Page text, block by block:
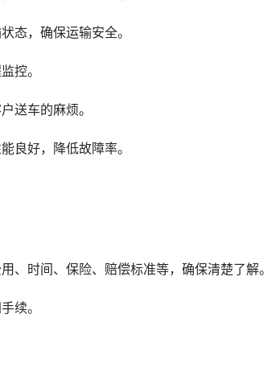
态，确保运输安全。
控。
送车的麻烦。
良好，降低故障率。
、时间、保险、赔偿标准等，确保清楚了解。
续。